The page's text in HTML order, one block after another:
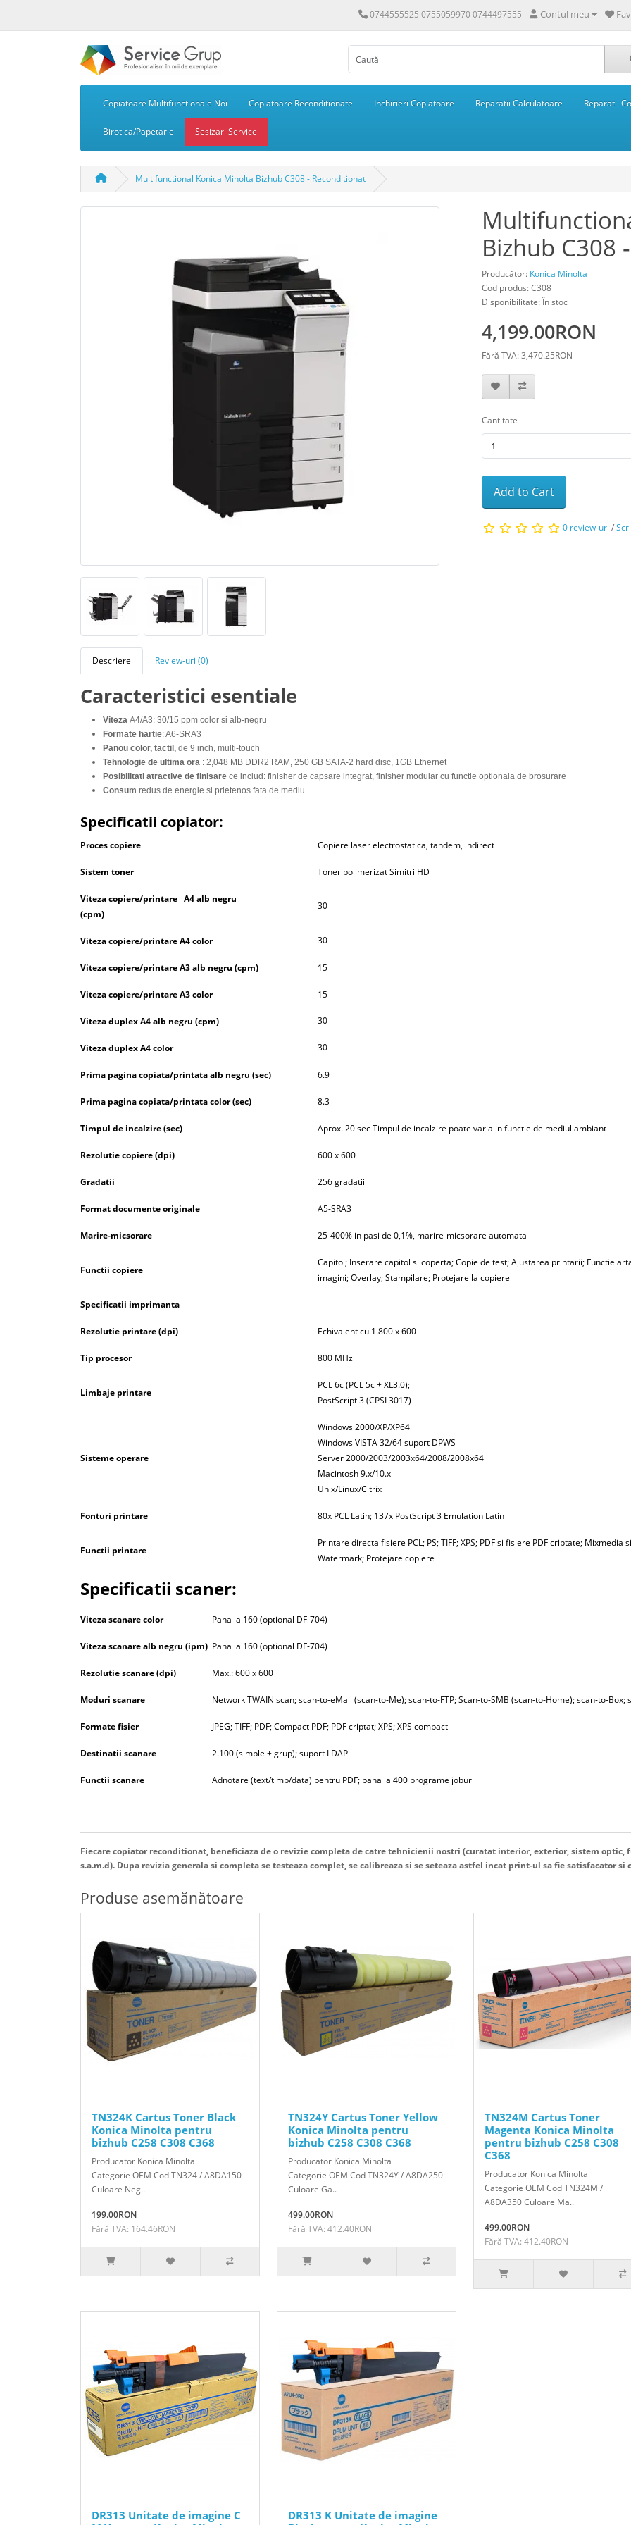
0744555525 0755059970 0744497555 Contul meu
Copiatoare Multifunctionale Noi Copiatoare Reconditionate Inchirieri Copiatoare Reparatii Calculatoare Reparatii
Birotica/Papetarie Sesizari Service
Multifunctional Konica Minolta Bizhub C308 - Reconditionat
Bizhub C308
Producător: Konica Minolta
Cod produs: C308
Disponibilitate: În stoc
4,199.00RON
Fără TVA: 3,470.25RON
Cantitate
Add to Cart
0 review-uri /
Descriere Review-uri (0)
Caracteristici esentiale
Viteza A4/A3: 30/15 ppm color si alb-negru
Formate hartie: A6-SRA3
Panou color, tactil, de 9 inch, multi-touch
Tehnologie de ultima ora : 2,048 MB DDR2 RAM, 250 GB SATA-2 hard disc, 1GB Ethernet
Posibilitati atractive de finisare ce includ: finisher de capsare integrat, finisher modular cu functie optionala de brosurare
Consum redus de energie si prietenos fata de mediu
Specificatii copiator:
Proces copiere Copiere laser electrostatica, tandem, indirect
Sistem toner Toner polimerizat Simitri HD
Viteza copiere/printare A4 alb negru
(cpm)
30
Viteza copiere/printare A4 color 30
Viteza copiere/printare A3 alb negru (cpm) 15
Viteza copiere/printare A3 color 15
Viteza duplex A4 alb negru (cpm) 30
Viteza duplex A4 color 30
Prima pagina copiata/printata alb negru (sec) 6.9
Prima pagina copiata/printata color (sec) 8.3
Timpul de incalzire (sec) Aprox. 20 sec Timpul de incalzire poate varia in functie de mediul ambiant
Rezolutie copiere (dpi) 600 x 600
Gradatii 256 gradatii
Format documente originale A5-SRA3
Marire-micsorare 25-400% in pasi de 0,1%, marire-micsorare automata
Functii copiere
Capitol; Inserare capitol si coperta; Copie de test; Ajustarea printarii; Functie
imagini; Overlay; Stampilare; Protejare la copiere
Specificatii imprimanta
Rezolutie printare (dpi) Echivalent cu 1.800 x 600
Tip procesor 800 MHz
Limbaje printare
PCL 6c (PCL 5c + XL3.0);
PostScript 3 (CPSI 3017)
Sisteme operare
Windows 2000/XP/XP64
Windows VISTA 32/64 suport DPWS
Server 2000/2003/2003x64/2008/2008x64
Macintosh 9.x/10.x
Unix/Linux/Citrix
Fonturi printare 80x PCL Latin; 137x PostScript 3 Emulation Latin
Functii printare
Printare directa fisiere PCL; PS; TIFF; XPS; PDF si fisiere PDF criptate;
Watermark; Protejare copiere
Specificatii scaner:
Viteza scanare color Pana la 160 (optional DF-704)
Viteza scanare alb negru (ipm) Pana la 160 (optional DF-704)
Rezolutie scanare (dpi) Max.: 600 x 600
Moduri scanare Network TWAIN scan; scan-to-eMail (scan-to-Me); scan-to-FTP; Scan-to-SMB (scan-to-Home); scan-to-Box;
Formate fisier JPEG; TIFF; PDF; Compact PDF; PDF criptat; XPS; XPS compact
Destinatii scanare 2.100 (simple + grup); suport LDAP
Functii scanare Adnotare (text/timp/data) pentru PDF; pana la 400 programe joburi
Fiecare copiator reconditionat, beneficiaza de o revizie completa de catre tehnicienii nostri (curatat interior, exterior, sistem
s.a.m.d). Dupa revizia generala si completa se testeaza complet, se calibreaza si se seteaza astfel incat print-ul sa fie satisfacator si
Produse asemănătoare
TN324K Cartus Toner Black
Konica Minolta pentru
bizhub C258 C308 C368
Producator Konica Minolta
Categorie OEM Cod TN324 / A8DA150
Culoare Neg..
199.00RON
Fără TVA: 164.46RON
TN324Y Cartus Toner Yellow
Konica Minolta pentru
bizhub C258 C308 C368
Producator Konica Minolta
Categorie OEM Cod TN324Y / A8DA250
Culoare Ga..
499.00RON
Fără TVA: 412.40RON
TN324M Cartus Toner
Magenta Konica Minolta
pentru bizhub C258 C308
C368
Producator Konica Minolta
Categorie OEM Cod TN324M /
A8DA350 Culoare Ma..
499.00RON
Fără TVA: 412.40RON
DR313 Unitate de imagine C
DR313 K Unitate de imagine